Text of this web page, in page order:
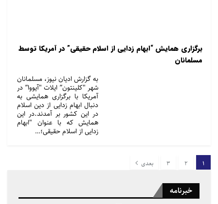
برگزاری همایش “ابهام زدایی از اسلام حقیقی” در آمریکا توسط
مسلمانان
به گزارش ادیان نیوز، مسلمانان
شهر "کلینتون” ایلات "آیووا” در
آمریکا با برگزاری همایشی به
دنبال ابهام زدایی از دین اسلام
در این کشور بر آمدند.در این
همایش که با عنوان "ابهام
زدایی از اسلام حقیقی؛…
1
2
3 بعدی
خبرنامه